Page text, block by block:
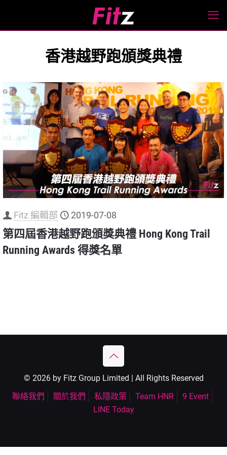
香港越野跑頒獎典禮
Fitz 編輯部 2019-07-08
第四屆香港越野跑頒獎典禮 Hong Kong Trail
Running Awards 得獎名單
© 2026 by Fitz Group Limited | All Rights Reserved
聯絡我們
關於我們 私隱政策 Team HNR
9 Event
LINE Today